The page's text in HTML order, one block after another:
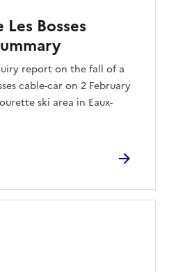
Bosses
report on the fall of a
cable-car on 2 February
ski area in Eaux-